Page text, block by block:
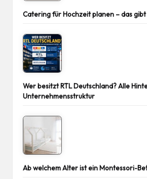
Catering für Hochzeit planen – das
Wer besitzt RTL Deutschland? Alle
Unternehmensstruktur
Ab welchem Alter ist ein Montessori-